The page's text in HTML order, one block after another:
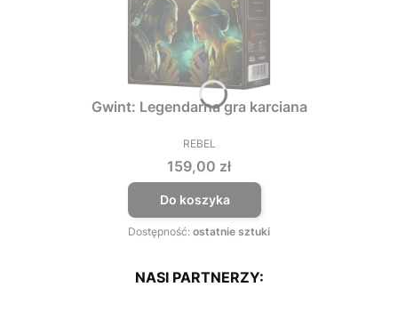
Gwint: Legendarna gra karciana
PRODUCENT
REBEL
Cena
159,00 zł
Do koszyka
Dostępność: ostatnie sztuki
NASI PARTNERZY: